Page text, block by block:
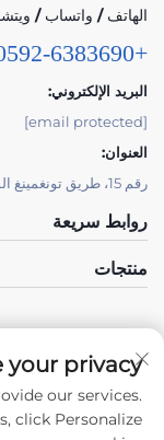
الهاتف / واتساب /
+86-0592-6383690
البريد الإلكتروني:
[email protected]
العنوان:
رقم 15، طريق تونغمينغ الشمالي، شيامين، فوجيان، الصين
روابط سريعة
منتجات
your privacy
our services.
click Personalize